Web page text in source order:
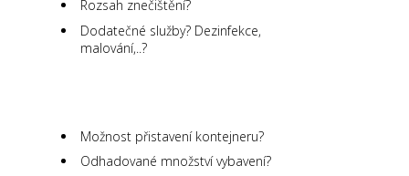
Rozsah znečištění?
Dodatečné služby? Dezinfekce,
malování,..?
Možnost přistavení kontejneru?
Odhadované množství vybavení?